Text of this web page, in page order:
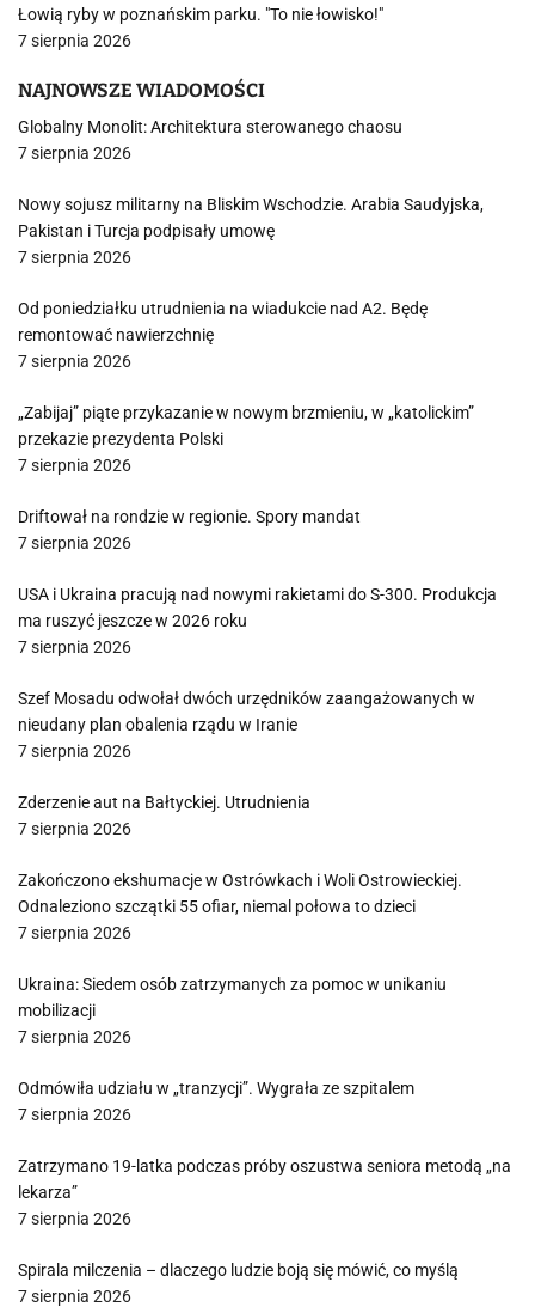
Łowią ryby w poznańskim parku. "To nie łowisko!"
7 sierpnia 2026
NAJNOWSZE WIADOMOŚCI
Globalny Monolit: Architektura sterowanego chaosu
7 sierpnia 2026
Nowy sojusz militarny na Bliskim Wschodzie. Arabia Saudyjska,
Pakistan i Turcja podpisały umowę
7 sierpnia 2026
Od poniedziałku utrudnienia na wiadukcie nad A2. Będę
remontować nawierzchnię
7 sierpnia 2026
„Zabijaj” piąte przykazanie w nowym brzmieniu, w „katolickim”
przekazie prezydenta Polski
7 sierpnia 2026
Driftował na rondzie w regionie. Spory mandat
7 sierpnia 2026
USA i Ukraina pracują nad nowymi rakietami do S-300. Produkcja
ma ruszyć jeszcze w 2026 roku
7 sierpnia 2026
Szef Mosadu odwołał dwóch urzędników zaangażowanych w
nieudany plan obalenia rządu w Iranie
7 sierpnia 2026
Zderzenie aut na Bałtyckiej. Utrudnienia
7 sierpnia 2026
Zakończono ekshumacje w Ostrówkach i Woli Ostrowieckiej.
Odnaleziono szczątki 55 ofiar, niemal połowa to dzieci
7 sierpnia 2026
Ukraina: Siedem osób zatrzymanych za pomoc w unikaniu
mobilizacji
7 sierpnia 2026
Odmówiła udziału w „tranzycji”. Wygrała ze szpitalem
7 sierpnia 2026
Zatrzymano 19-latka podczas próby oszustwa seniora metodą „na
lekarza”
7 sierpnia 2026
Spirala milczenia – dlaczego ludzie boją się mówić, co myślą
7 sierpnia 2026